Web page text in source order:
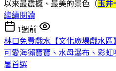
以來最震撼、最美的景色（玉井
繼續閱讀
1週前
林口免費戲水【文化廣場戲水區
可愛海獺寶寶、水母瀑布、彩
暑首選